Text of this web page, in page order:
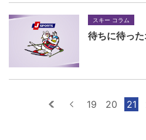
スキー コラム
待ちに待っ
最初へ前へ
19 20 21